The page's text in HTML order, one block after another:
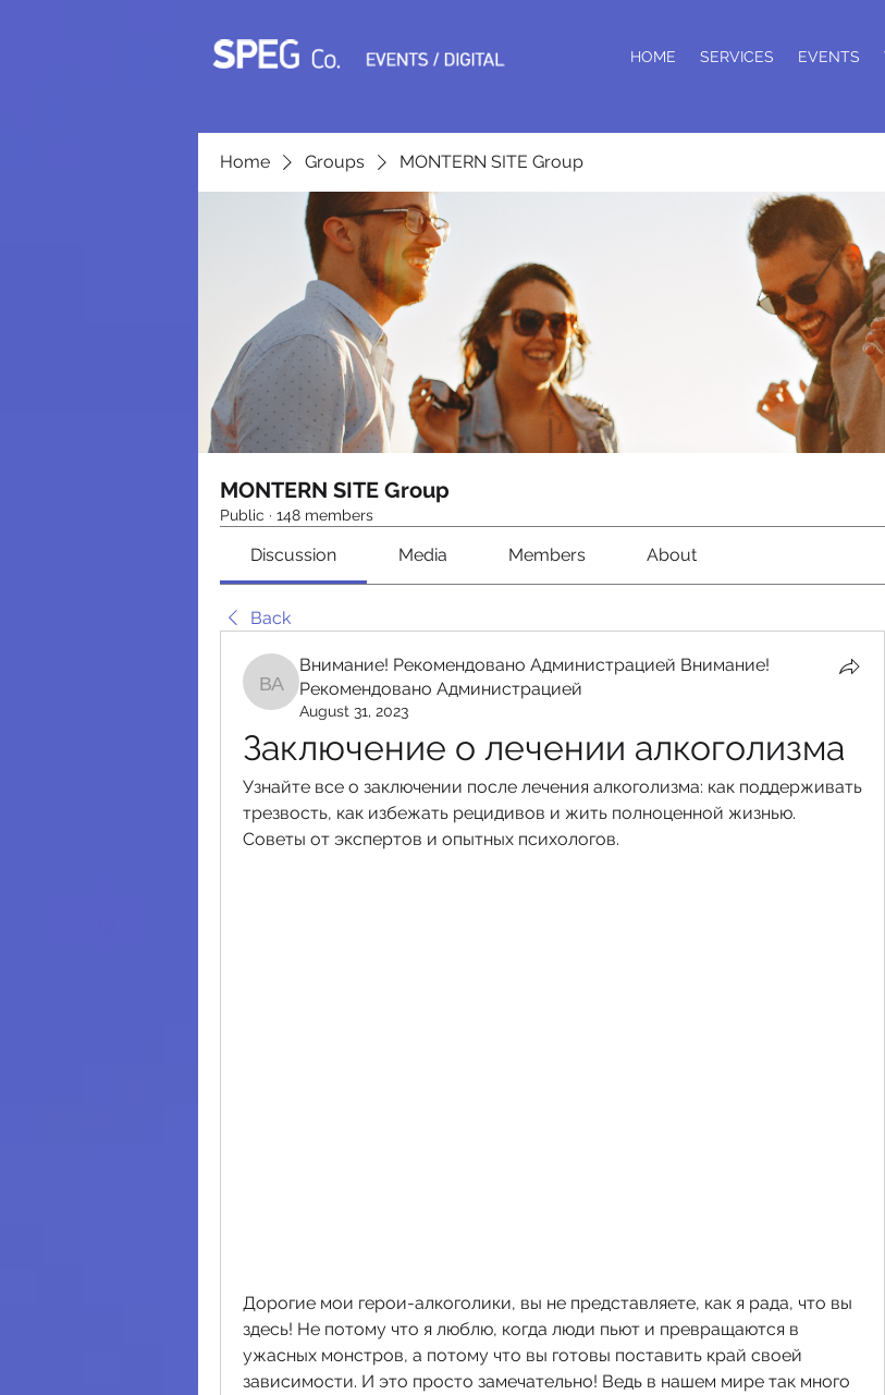
HOME SERVICES EVENTS
Home Groups MONTERN SITE Group
MONTERN SITE Group
Public · 148 members
Discussion Media Members About
Back
Внимание! Рекомендовано Администрацией Внимание!
Внимание! Рекомендовано Администрацией Внимание!
Рекомендовано Администрацией
August 31, 2023
Заключение о лечении алкоголизма
Узнайте все о заключении после лечения алкоголизма: как поддерживать
трезвость, как избежать рецидивов и жить полноценной жизнью.
Советы от экспертов и опытных психологов.
Дорогие мои герои-алкоголики, вы не представляете, как я рада, что вы
здесь! Не потому что я люблю, когда люди пьют и превращаются в
ужасных монстров, а потому что вы готовы поставить край своей
зависимости. И это просто замечательно! Ведь в нашем мире так много